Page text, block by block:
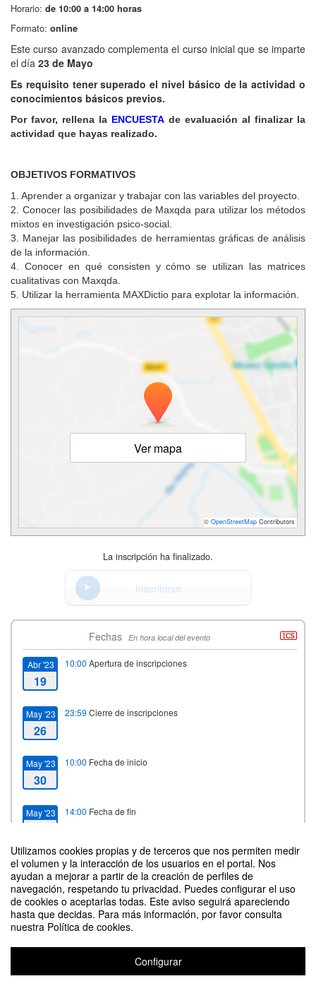
Utilizamos cookies propias y de terceros que nos permiten medir
el volumen y la interacción de los usuarios en el portal. Nos
ayudan a mejorar a partir de la creación de perfiles de
navegación, respetando tu privacidad. Puedes configurar el uso
de cookies o aceptarlas todas. Este aviso seguirá apareciendo
hasta que decidas. Para más información, por favor consulta
nuestra Política de cookies.
Configurar
Horario: de 10:00 a 14:00 horas
Formato: online
Este curso avanzado complementa el cursoinicial que se imparte
el día 23 de Mayo
Es requisito tener superado el nivel básico de la actividad o
conocimientos básicos previos.
Por favor, rellena la ENCUESTAde evaluación al finalizar la
actividad que hayas realizado.
OBJETIVOS FORMATIVOS
1. Aprender a organizar y trabajar con las variables del proyecto.
2. Conocer las posibilidades de Maxqda para utilizar los métodos
mixtos en investigación psico-social.
3. Manejar las posibilidades de herramientas gráficas de análisis
de la información.
4. Conocer en qué consisten y cómo se utilizan las matrices
cualitativas con Maxqda.
5. Utilizar la herramienta MAXDictio para explotar la información.
Ver mapa
© OpenStreetMap Contributors
La inscripción ha finalizado.
Inscribirse
Fechas En hora local del evento
Abr '23
19
10:00 Apertura de inscripciones
May '23
26
23:59 Cierre de inscripciones
May '23
30
10:00 Fecha de inicio
May '23 14:00 Fecha de fin
Contacto
Actividad transversal curso 2022-2023: SESION 2 Introducción avanzada a